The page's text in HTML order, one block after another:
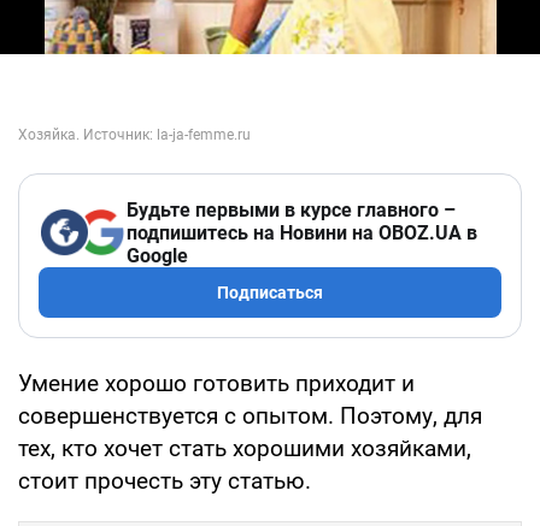
Будьте первыми в курсе главного –
подпишитесь на Новини на OBOZ.UA в
Google
Подписаться
Умение хорошо готовить приходит и
совершенствуется с опытом. Поэтому, для
тех, кто хочет стать хорошими хозяйками,
стоит прочесть эту статью.